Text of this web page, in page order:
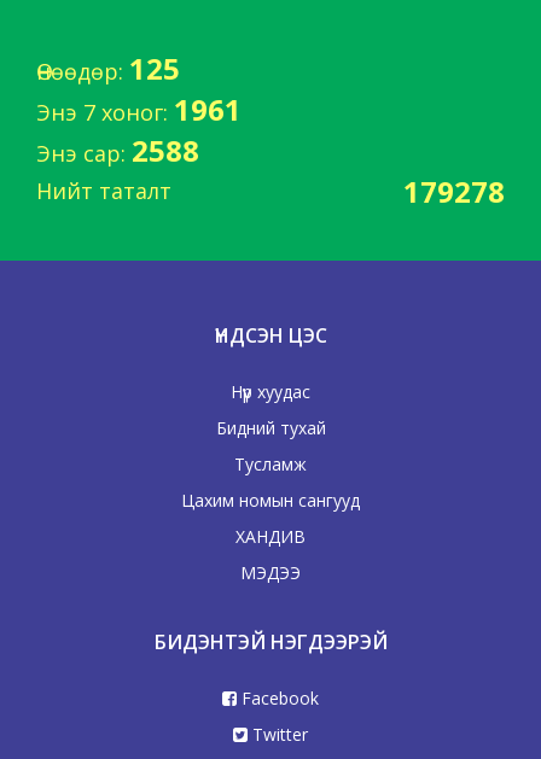
Өнөөдөр: 125
Энэ 7 хоног: 1961
Энэ сар: 2588
Нийт таталт 179278
ҮНДСЭН ЦЭС
Нүүр хуудас
Бидний тухай
Тусламж
Цахим номын сангууд
ХАНДИВ
МЭДЭЭ
БИДЭНТЭЙ НЭГДЭЭРЭЙ
Facebook
Twitter